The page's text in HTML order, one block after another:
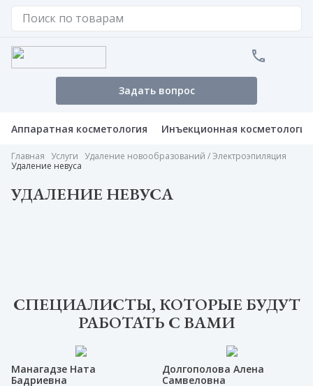
Задать вопрос
Аппаратная косметология Инъекционная косметология
Главная Услуги
Удаление новообразований / Электроэпиляция
Удаление невуса
УДАЛЕНИЕ НЕВУСА
СПЕЦИАЛИСТЫ, КОТОРЫЕ БУДУТ
РАБОТАТЬ С ВАМИ
Манагадзе Ната
Бадриевна
Долгополова Алена
Самвеловна